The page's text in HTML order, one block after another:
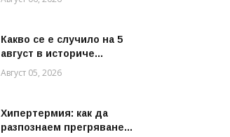
Какво се е случило на 5
август в историче...
Август 05, 2026
Хипертермия: как да
разпознаем прегряване...